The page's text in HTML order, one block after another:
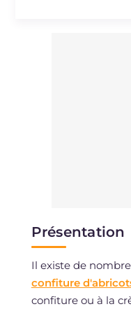
Présentation
Il existe de
confiture
confiture ou à la